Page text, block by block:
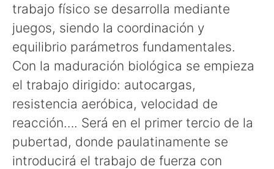
trabajo físico se desarrolla mediante
juegos, siendo la coordinación y
equilibrio parámetros fundamentales.
Con la maduración biológica se empieza
el trabajo dirigido: autocargas,
resistencia aeróbica, velocidad de
reacción…. Será en el primer tercio de la
pubertad, donde paulatinamente se
introducirá el trabajo de fuerza con